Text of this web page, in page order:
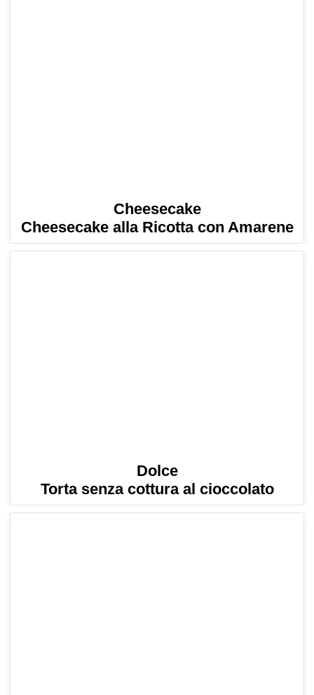
Cheesecake
Cheesecake alla Ricotta con Amarene
Dolce
Torta senza cottura al cioccolato